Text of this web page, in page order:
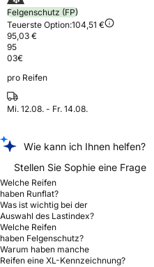
Felgenschutz (FP)
Teuerste Option:104,51 €
95,03 €
95
03€
pro Reifen
Mi. 12.08. - Fr. 14.08.
Wie kann ich Ihnen helfen?
Stellen Sie Sophie eine Frage
Welche Reifen
haben Runflat?
Was ist wichtig bei der
Auswahl des Lastindex?
Welche Reifen
haben Felgenschutz?
Warum haben manche
Reifen eine XL-Kennzeichnung?